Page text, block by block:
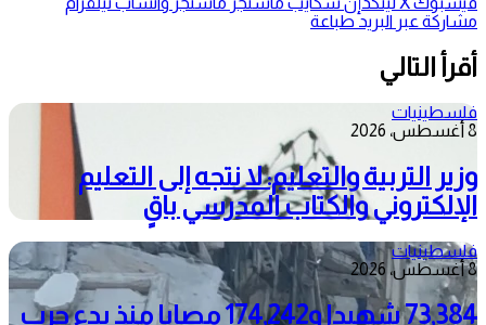
مشاركة عبر البريد طباعة
أقرأ التالي
فلسطينيات
8 أغسطس، 2026
وزير التربية والتعليم: لا نتجه إلى التعليم
الإلكتروني والكتاب المدرسي باقٍ
فلسطينيات
8 أغسطس، 2026
73,384 شهيدا و174,242 مصابا منذ بدء حرب